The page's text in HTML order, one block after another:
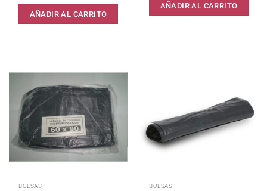
AÑADIR AL CARRITO
AÑADIR AL CARRITO
BOLSAS BOLSAS